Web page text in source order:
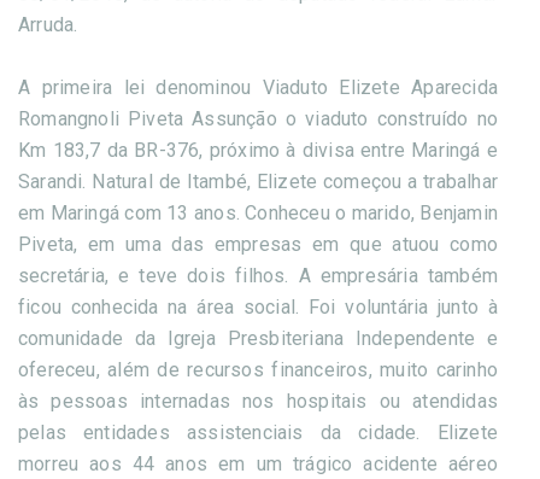
Arruda.
A primeira lei denominou Viaduto Elizete Aparecida
Romangnoli Piveta Assunção o viaduto construído no
Km 183,7 da BR-376, próximo à divisa entre Maringá e
Sarandi. Natural de Itambé, Elizete começou a trabalhar
em Maringá com 13 anos. Conheceu o marido, Benjamin
Piveta, em uma das empresas em que atuou como
secretária, e teve dois filhos. A empresária também
ficou conhecida na área social. Foi voluntária junto à
comunidade da Igreja Presbiteriana Independente e
ofereceu, além de recursos financeiros, muito carinho
às pessoas internadas nos hospitais ou atendidas
pelas entidades assistenciais da cidade. Elizete
morreu aos 44 anos em um trágico acidente aéreo